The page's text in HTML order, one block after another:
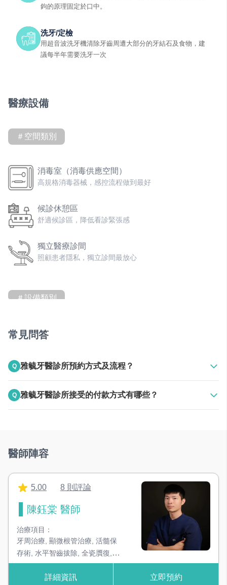
鉤的原理固定於口中。
洗牙/定檢
用超音波洗牙機清除牙齒周遭大部分的牙結石及食物，建
議每半年需要洗牙一次
醫療設備
＃空間類別
消毒室（消毒供應空間）
高規格消毒器械，感控流程做到最好
候診休憩區
舒適候診區，降低看診緊張感
獨立醫療診間
照顧患者隱私，獨立診間最放心
＃設備類別
器械消毒鍋
超音波洗淨機
高規格水質，治療過程更放心
臭氧殺菌治療用水設備
高規格水質，治療過程更放心
透過細小的研磨材料帶走牙齒的外因性色素
超音波洗牙機
常見問答
Q 雅毓牙醫診所預約方式及流程？
24HR線上預約
Q 雅毓牙醫診所接受的付款方式有哪些？
醫師陣容
5.00 8 則評論
陳鈺棠 醫師
治療項目：
牙周治療 顯微根管治療 活髓保
存術 水平智齒拔除 全瓷贋復 ,微
創陶瓷嵌體,牙齒美白,人工植牙
詳細資訊 立即預約